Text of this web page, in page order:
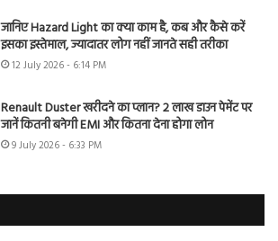
जानिए Hazard Light का क्या काम है, कब और कैसे करें
इसका इस्तेमाल, ज्यादातर लोग नहीं जानते सही तरीका
12 July 2026 - 6:14 PM
Renault Duster खरीदने का प्लान? 2 लाख डाउन पेमेंट पर
जानें कितनी बनेगी EMI और कितना देना होगा लोन
9 July 2026 - 6:33 PM